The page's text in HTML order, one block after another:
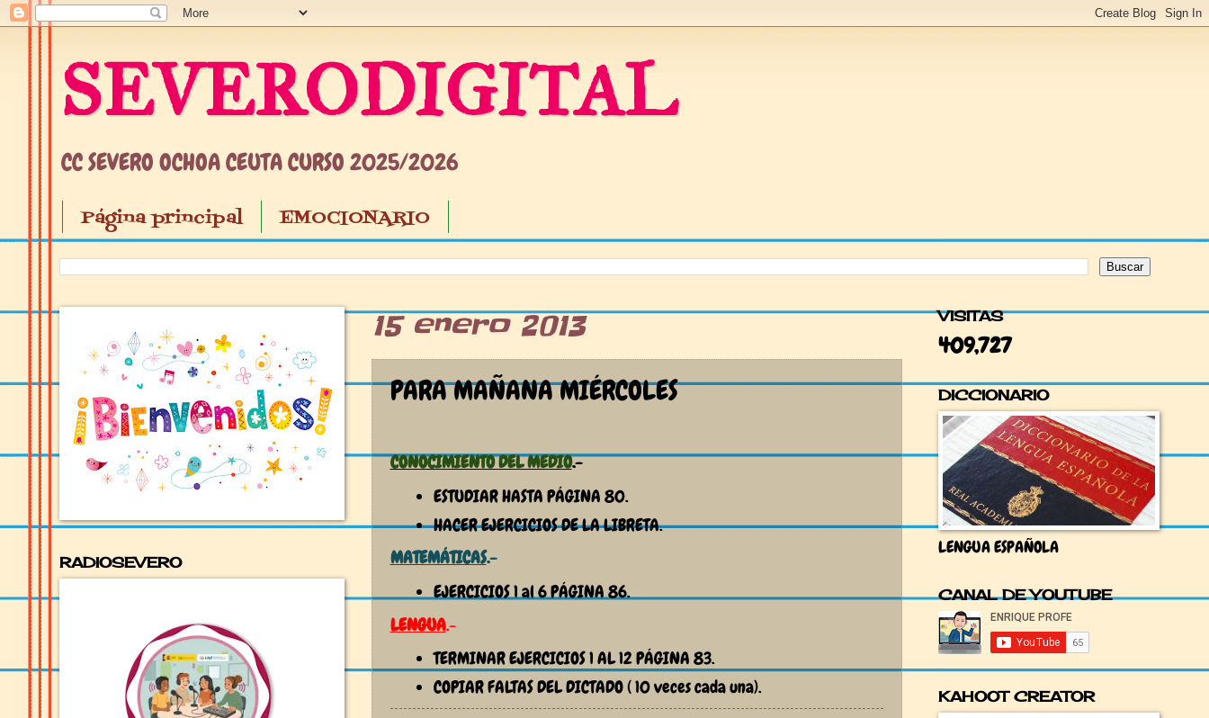
SEVERODIGITAL
CC SEVERO OCHOA CEUTA CURSO 2025/2026
Página principal EMOCIONARIO
15 enero 2013
PARA MAÑANA MIÉRCOLES
CONOCIMIENTO DEL MEDIO.-
ESTUDIAR HASTA PÁGINA 80.
HACER EJERCICIOS DE LA LIBRETA.
MATEMÁTICAS.-
EJERCICIOS 1 al 6 PÁGINA 86.
LENGUA.-
TERMINAR EJERCICIOS 1 AL 12 PÁGINA 83.
COPIAR FALTAS DEL DICTADO ( 10 veces cada una).
RADIOSEVERO
VISITAS
409,727
DICCIONARIO
LENGUA ESPAÑOLA
CANAL DE YOUTUBE
KAHOOT CREATOR